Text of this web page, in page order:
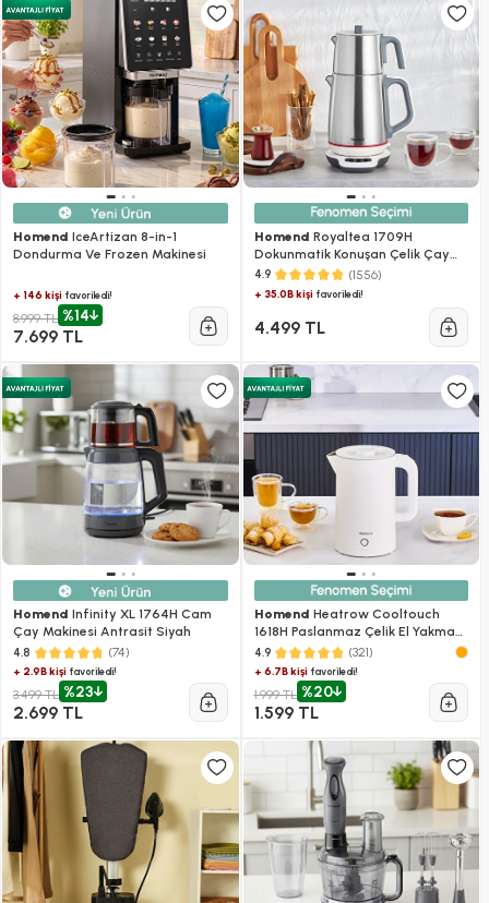
Homend IceArtizan 8-in-1
Dondurma Ve Frozen Makinesi
+ 146 kişi favoriledi!
8.999 TL %14
7.699 TL
Homend Royaltea 1709H
Dokunmatik Konuşan Çelik Çay
Makinesi Inox
4.9 (1556)
+ 35.0B kişifavoriledi!
4.499 TL
Homend Infinity XL 1764H Cam
Çay Makinesi Antrasit Siyah
4.8 (74)
+ 2.9B kişi favoriledi!
3.499 TL %23
2.699 TL
Homend Heatrow Cooltouch
1618H Paslanmaz Çelik El Yakmaz
Gövdeli Su Isıtıcısı Beyaz
4.9 (321)
+ 6.7B kişifavoriledi!
1.999 TL %20
1.599 TL